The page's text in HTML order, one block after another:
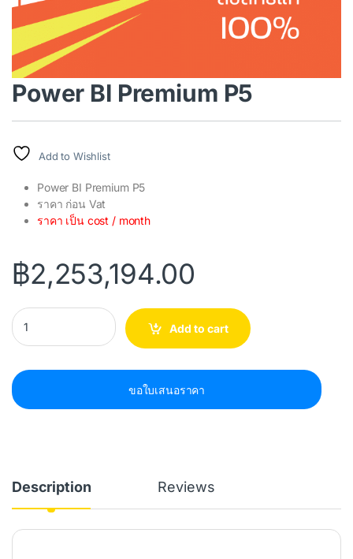
Power BI Premium P5
Add to Wishlist
Power BI Premium P5
ราคา ก่อน Vat
ราคา เป็น cost / month
฿2,253,194.00
Power BI Premium P5 quantity
Add to cart
ขอใบเสนอราคา
Description Reviews